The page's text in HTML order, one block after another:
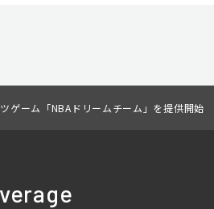
ゲーム「NBAドリームチーム」を提供開始